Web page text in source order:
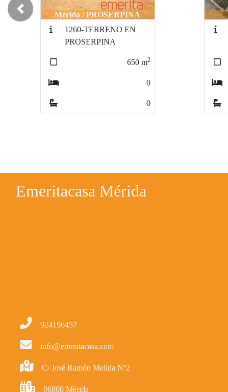
Mérida / PROSERPINA
1260-TERRENO EN
PROSERPINA
650 m2
0
0
Previous
Emeritacasa Mérida
924196457
info@emeritacasa.com
C/ José Ramón Melida Nº2
06800 Mérida